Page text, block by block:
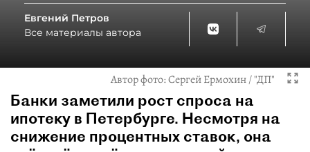
Евгений Петров
Все материалы автора
Автор фото:Сергей Ермохин / "ДП"
Банки заметили рост спроса на
ипотеку в Петербурге. Несмотря на
снижение процентных ставок, она